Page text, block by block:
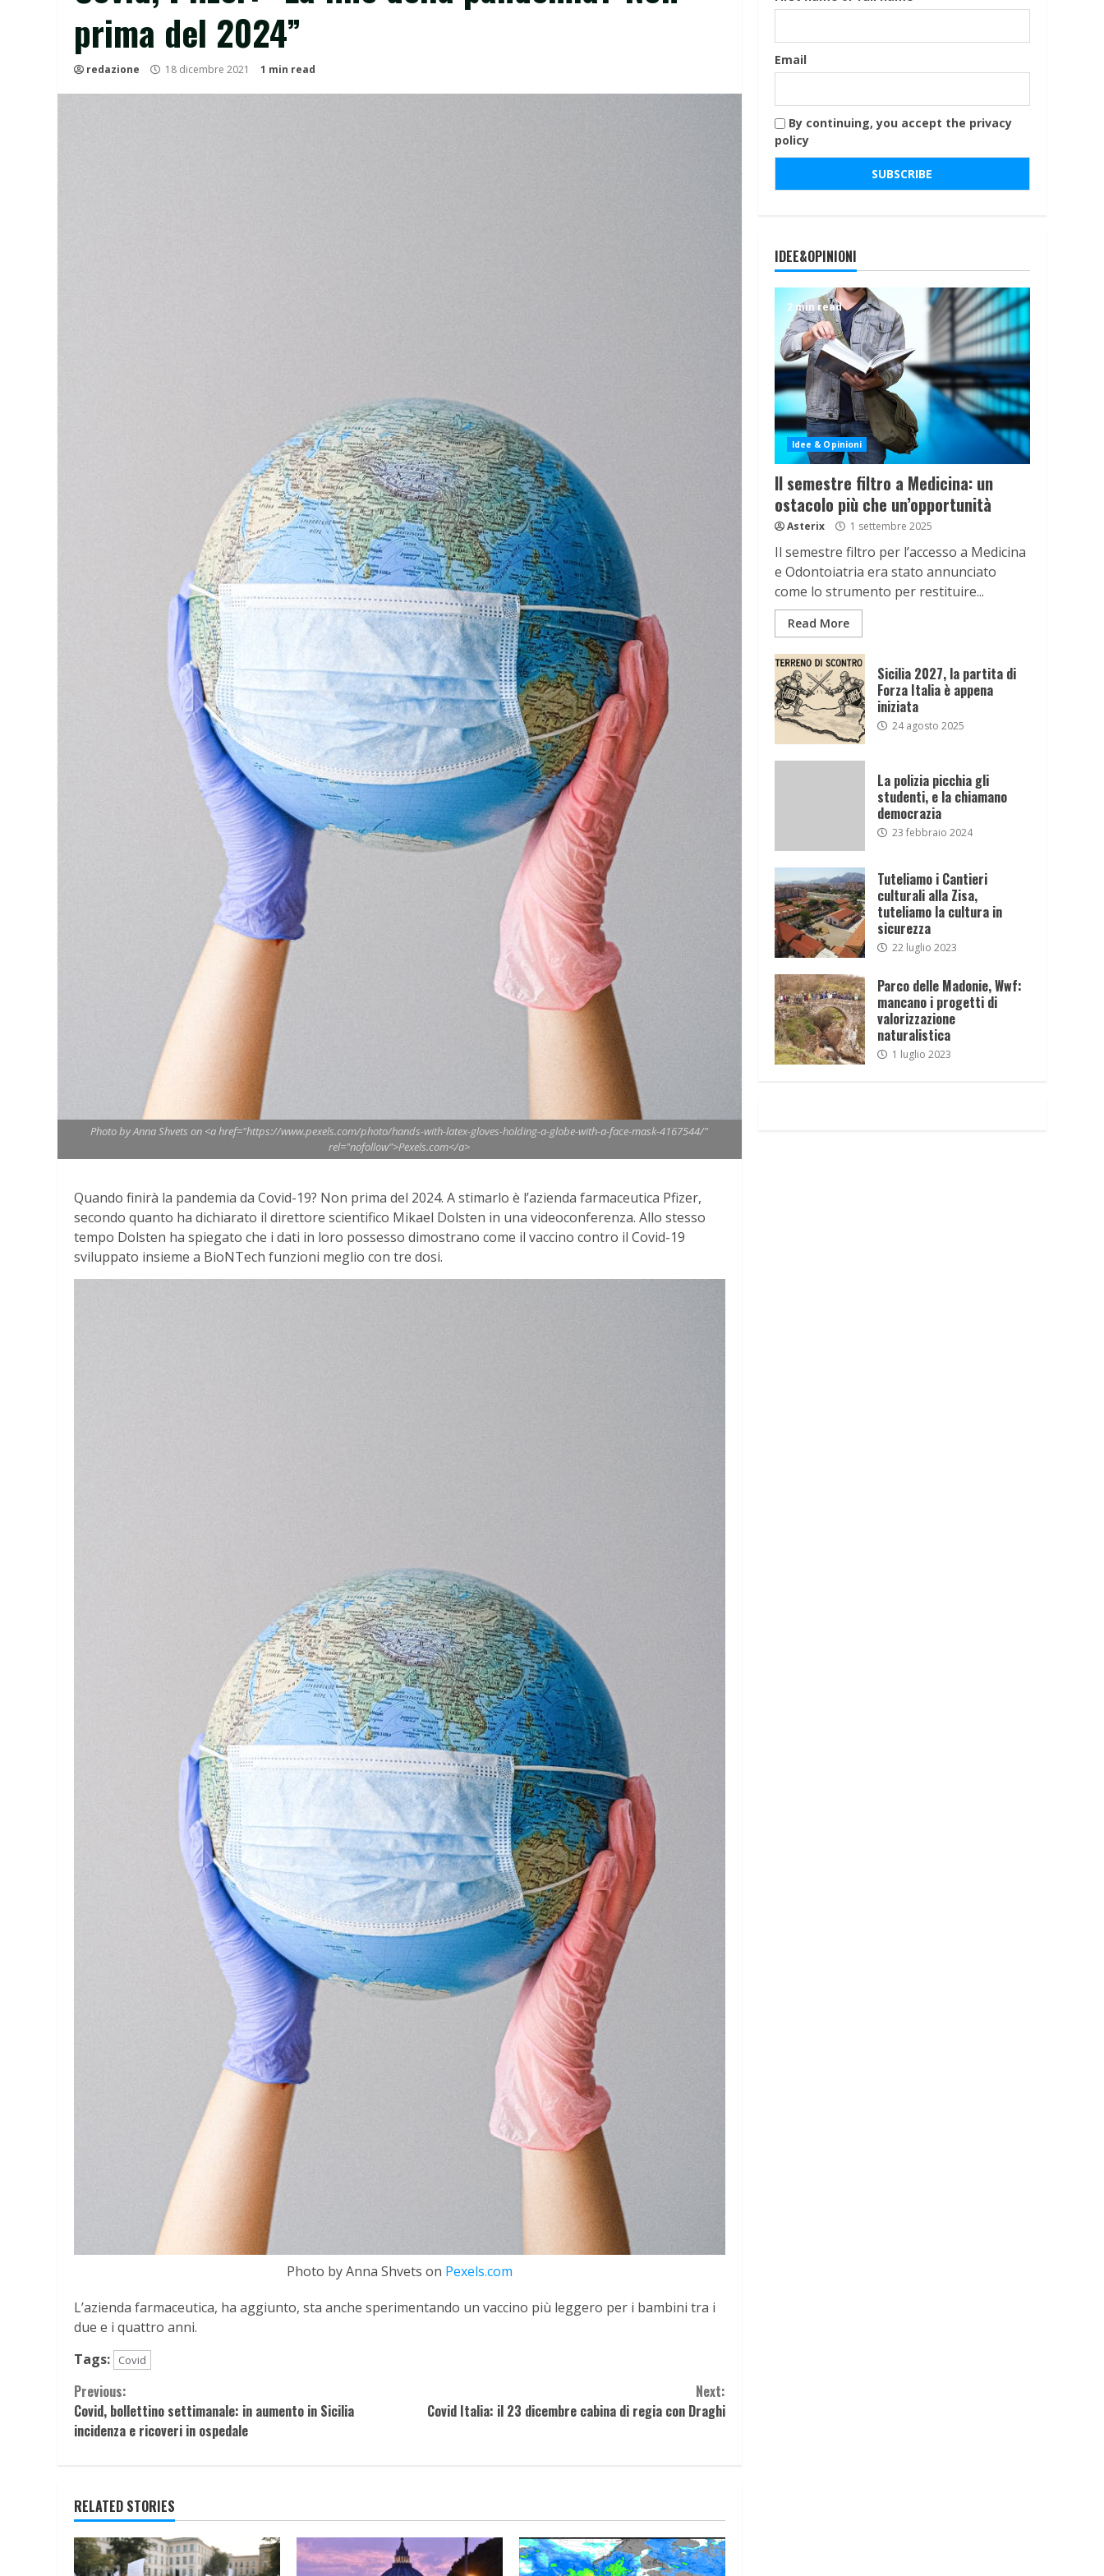
prima del 2024”
redazione 18 dicembre 2021 1 min read
Photo by Anna Shvets on <a href="https://www.pexels.com/photo/hands-with-latex-gloves-holding-a-globe-with-a-face-mask-4167544/"
rel="nofollow">Pexels.com</a>
Quando finirà la pandemia da Covid-19? Non prima del 2024. A stimarlo è l’azienda farmaceutica Pfizer,
secondo quanto ha dichiarato il direttore scientifico Mikael Dolsten in una videoconferenza. Allo stesso
tempo Dolsten ha spiegato che i dati in loro possesso dimostrano come il vaccino contro il Covid-19
sviluppato insieme a BioNTech funzioni meglio con tre dosi.
Photo by Anna Shvets on Pexels.com
L’azienda farmaceutica, ha aggiunto, sta anche sperimentando un vaccino più leggero per i bambini tra i
due e i quattro anni.
Tags:
Covid
Continue
Reading
Previous:
Covid, bollettino settimanale: in aumento in Sicilia
incidenza e ricoveri in ospedale
Next:
Covid Italia: il 23 dicembre cabina di regia con Draghi
RELATED STORIES
Email
By continuing, you accept the privacy
policy
IDEE&OPINIONI
2 min read
Idee & Opinioni
Il semestre filtro a Medicina: un
ostacolo più che un’opportunità
Asterix 1 settembre 2025
Il semestre filtro per l’accesso a Medicina
e Odontoiatria era stato annunciato
come lo strumento per restituire...
Read More
Sicilia 2027, la partita di
Forza Italia è appena
iniziata
24 agosto 2025
La polizia picchia gli
studenti, e la chiamano
democrazia
23 febbraio 2024
Tuteliamo i Cantieri
culturali alla Zisa,
tuteliamo la cultura in
sicurezza
22 luglio 2023
Parco delle Madonie, Wwf:
mancano i progetti di
valorizzazione
naturalistica
1 luglio 2023